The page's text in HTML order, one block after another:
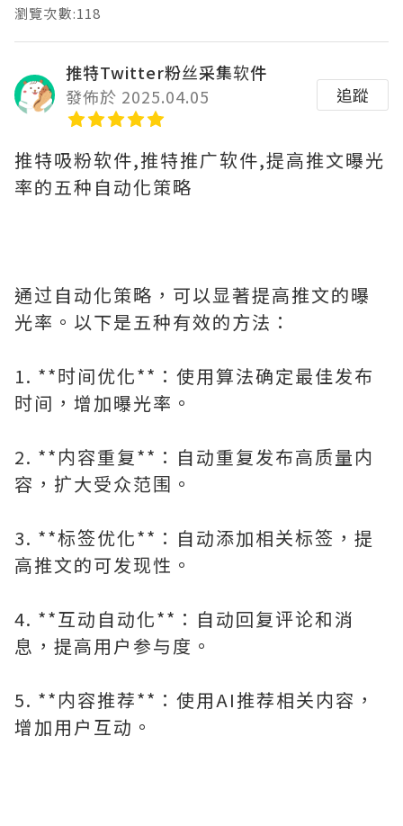
瀏覽次數:118
推特Twitter粉丝采集软件
發佈於 2025.04.05
追蹤
推特吸粉软件,推特推广软件,提高推文曝光
率的五种自动化策略
通过自动化策略，可以显著提高推文的曝
光率。以下是五种有效的方法：
1. **时间优化**：使用算法确定最佳发布
时间，增加曝光率。
2. **内容重复**：自动重复发布高质量内
容，扩大受众范围。
3. **标签优化**：自动添加相关标签，提
高推文的可发现性。
4. **互动自动化**：自动回复评论和消
息，提高用户参与度。
5. **内容推荐**：使用AI推荐相关内容，
增加用户互动。